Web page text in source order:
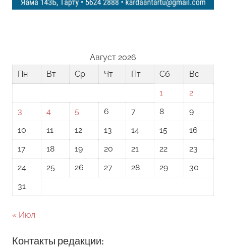
Август 2026
Пн
Вт Ср Чт Пт Сб
Вс
1
2
3
4 5 6 7 8
9
10
11 12 13 14 15
16
17
18 19 20 21 22
23
24
25 26 27 28 29
30
31
« Июл
Контакты редакции: